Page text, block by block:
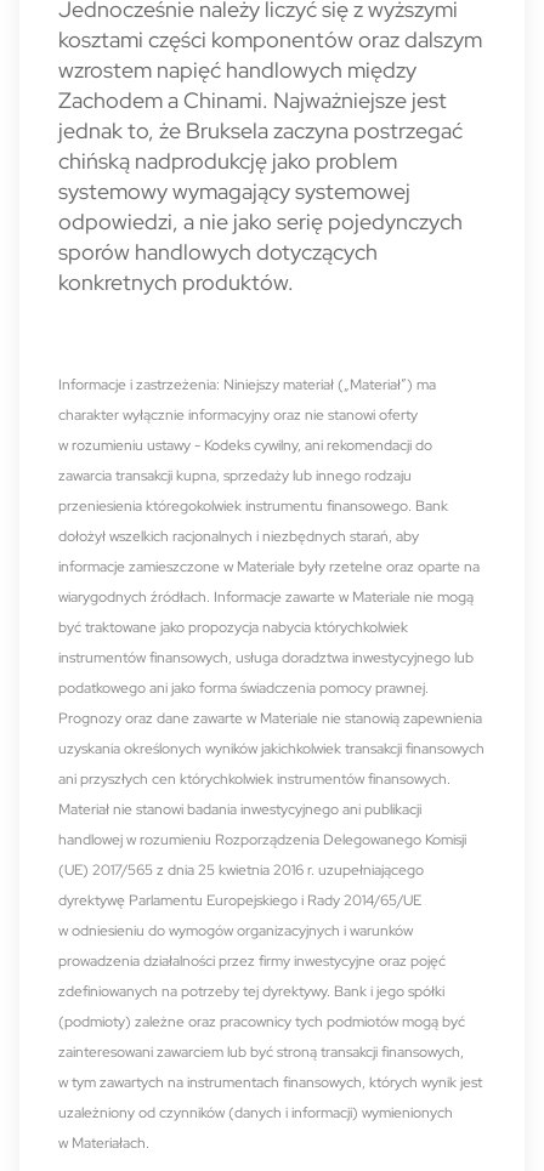
Jednocześnie należy liczyć się z wyższymi
kosztami części komponentów oraz dalszym
wzrostem napięć handlowych między
Zachodem a Chinami. Najważniejsze jest
jednak to, że Bruksela zaczyna postrzegać
chińską nadprodukcję jako problem
systemowy wymagający systemowej
odpowiedzi, a nie jako serię pojedynczych
sporów handlowych dotyczących
konkretnych produktów.
Informacje i zastrzeżenia: Niniejszy materiał („Materiał”) ma
charakter wyłącznie informacyjny oraz nie stanowi oferty
w rozumieniu ustawy - Kodeks cywilny, ani rekomendacji do
zawarcia transakcji kupna, sprzedaży lub innego rodzaju
przeniesienia któregokolwiek instrumentu finansowego. Bank
dołożył wszelkich racjonalnych i niezbędnych starań, aby
informacje zamieszczone w Materiale były rzetelne oraz oparte na
wiarygodnych źródłach. Informacje zawarte w Materiale nie mogą
być traktowane jako propozycja nabycia którychkolwiek
instrumentów finansowych, usługa doradztwa inwestycyjnego lub
podatkowego ani jako forma świadczenia pomocy prawnej.
Prognozy oraz dane zawarte w Materiale nie stanowią zapewnienia
uzyskania określonych wyników jakichkolwiek transakcji finansowych
ani przyszłych cen którychkolwiek instrumentów finansowych.
Materiał nie stanowi badania inwestycyjnego ani publikacji
handlowej w rozumieniu Rozporządzenia Delegowanego Komisji
(UE) 2017/565 z dnia 25 kwietnia 2016 r. uzupełniającego
dyrektywę Parlamentu Europejskiego i Rady 2014/65/UE
w odniesieniu do wymogów organizacyjnych i warunków
prowadzenia działalności przez firmy inwestycyjne oraz pojęć
zdefiniowanych na potrzeby tej dyrektywy. Bank i jego spółki
(podmioty) zależne oraz pracownicy tych podmiotów mogą być
zainteresowani zawarciem lub być stroną transakcji finansowych,
w tym zawartych na instrumentach finansowych, których wynik jest
uzależniony od czynników (danych i informacji) wymienionych
w Materiałach.